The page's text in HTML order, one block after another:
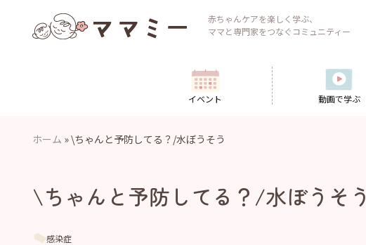
content
赤ちゃんケアを楽しく学ぶ、
ママと専門家をつなぐコミュニティー
イベント 動画で学ぶ
ホーム »\ちゃんと予防してる？/水ぼうそう
\ちゃんと予防してる？/水ぼうそう
感染症